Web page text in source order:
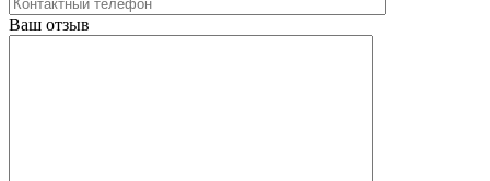
Ваш отзыв